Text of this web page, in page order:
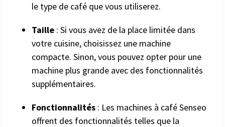
le type de café que vous utiliserez.
Taille : Si vous avez de la place limitée dans
votre cuisine, choisissez une machine
compacte. Sinon, vous pouvez opter pour une
machine plus grande avec des fonctionnalités
supplémentaires.
Fonctionnalités : Les machines à café Senseo
offrent des fonctionnalités telles que la